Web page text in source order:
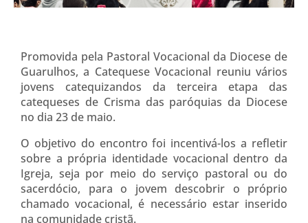
Promovida pela Pastoral Vocacional da Diocese de
Guarulhos, a Catequese Vocacional reuniu vários
jovens catequizandos da terceira etapa das
catequeses de Crisma das paróquias da Diocese
no dia 23 de maio.
O objetivo do encontro foi incentivá-los a refletir
sobre a própria identidade vocacional dentro da
Igreja, seja por meio do serviço pastoral ou do
sacerdócio, para o jovem descobrir o próprio
chamado vocacional, é necessário estar inserido
na comunidade cristã.